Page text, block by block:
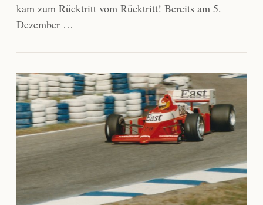
kam zum Rücktritt vom Rücktritt! Bereits am 5.
Dezember …